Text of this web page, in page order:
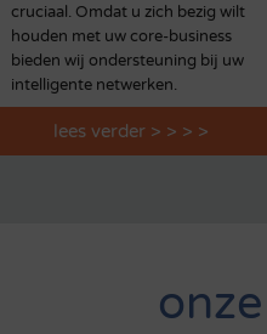
cruciaal. Omdat u zich bezig wilt
houden met uw core-business
bieden wij ondersteuning bij uw
intelligente netwerken.
lees verder > > > >